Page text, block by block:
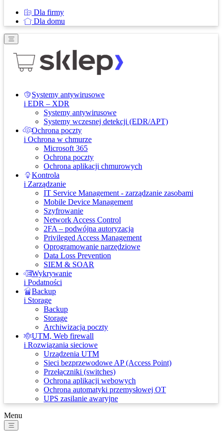
Dla firmy
Dla domu
Systemy antywirusowe
i EDR – XDR
Systemy antywirusowe
Systemy wczesnej detekcji (EDR/APT)
Ochrona poczty
i Ochrona w chmurze
Microsoft 365
Ochrona poczty
Ochrona aplikacji chmurowych
Kontrola
i Zarządzanie
IT Service Management - zarządzanie zasobami
Mobile Device Management
Szyfrowanie
Network Access Control
2FA – podwójna autoryzacja
Privileged Access Management
Oprogramowanie narzędziowe
Data Loss Prevention
SIEM & SOAR
Wykrywanie
i Podatności
Backup
i Storage
Backup
Storage
Archiwizacja poczty
UTM, Web firewall
i Rozwiązania sieciowe
Urządzenia UTM
Sieci bezprzewodowe AP (Access Point)
Przełączniki (switches)
Ochrona aplikacji webowych
Ochrona automatyki przemysłowej OT
UPS zasilanie awaryjne
Menu